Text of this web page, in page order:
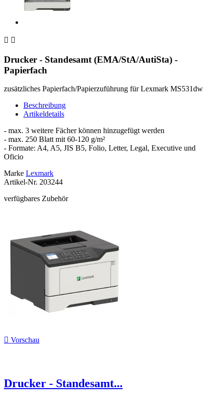
 
Drucker - Standesamt (EMA/StA/AutiSta) -
Papierfach
zusätzliches Papierfach/Papierzuführung für Lexmark MS531dw
Beschreibung
Artikeldetails
- max. 3 weitere Fächer können hinzugefügt werden
- max. 250 Blatt mit 60-120 g/m²
- Formate: A4, A5, JIS B5, Folio, Letter, Legal, Executive und
Oficio
Marke Lexmark
Artikel-Nr. 203244
verfügbares Zubehör
 Vorschau
Drucker - Standesamt...